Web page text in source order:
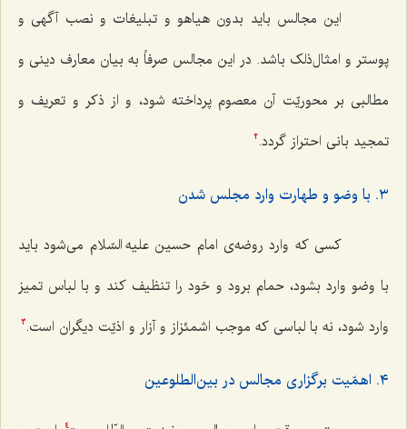
این مجالس باید بدون هیاهو و تبلیغات و نصب آگهی و
پوستر و امثال‌ذلک باشد. در این مجالس صرفاً به بیان معارف دینی و
مطالبی بر محوریّت آن معصوم پرداخته شود، و از ذکر و تعریف و
تمجید بانی احتراز گردد.2
٣. با وضو و طهارت وارد مجلس شدن
کسی که وارد روضه‌ی امام حسین علیه السّلام می‌شود باید
با وضو وارد بشود، حمام برود و خود را تنظیف کند و با لباس تمیز
وارد شود، نه با لباسی که موجب اشمئزاز و آزار و اذیّت دیگران است.3
٤. اهمّیت برگزاری مجالس در بین‌الطلوعین
4